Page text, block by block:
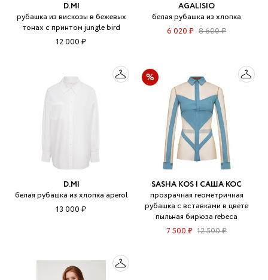
D.MI
рубашка из вискозы в бежевых
тонах с принтом jungle bird
12 000 ₽
AGALISIO
белая рубашка из хлопка
6 020 ₽ 8 600 ₽
D.MI
белая рубашка из хлопка aperol
13 000 ₽
SASHA KOS | САША КОС
прозрачная геометричная
рубашка с вставками в цвете
пыльная бирюза rebeca
7 500 ₽ 12 500 ₽